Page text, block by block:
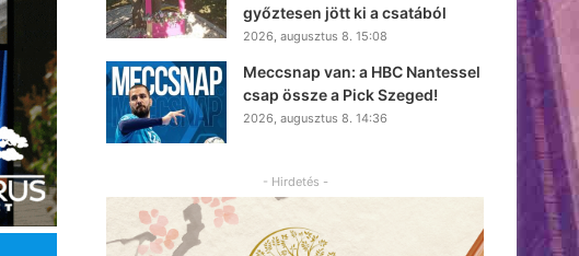
győztesen jött ki a csatából
2026, augusztus 8. 15:08
Meccsnap van: a HBC Nantessel
csap össze a Pick Szeged!
2026, augusztus 8. 14:36
- Hirdetés -